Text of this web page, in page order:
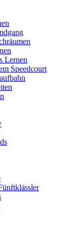
Lernen
Speedcourt